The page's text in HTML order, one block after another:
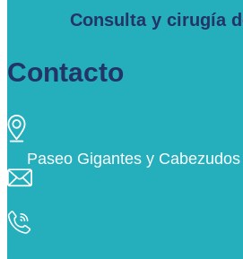
Consulta y cirugía
Contacto
Paseo Gigantes y